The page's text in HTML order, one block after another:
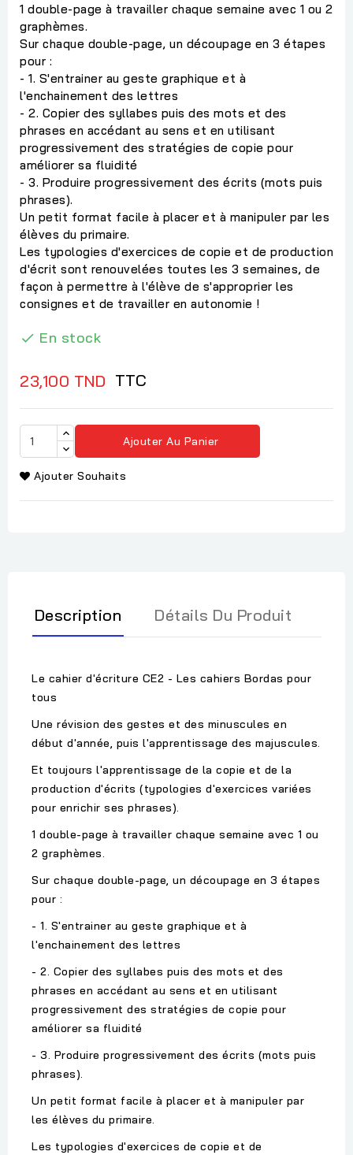
1 double-page à travailler chaque semaine avec 1 ou 2
graphèmes.
Sur chaque double-page, un découpage en 3 étapes
pour :
- 1. S'entrainer au geste graphique et à
l'enchainement des lettres
- 2. Copier des syllabes puis des mots et des
phrases en accédant au sens et en utilisant
progressivement des stratégies de copie pour
améliorer sa fluidité
- 3. Produire progressivement des écrits (mots puis
phrases).
Un petit format facile à placer et à manipuler par les
élèves du primaire.
Les typologies d'exercices de copie et de production
d'écrit sont renouvelées toutes les 3 semaines, de
façon à permettre à l'élève de s'approprier les
consignes et de travailler en autonomie !
 En stock
23,100 TND TTC
Ajouter Au Panier
Ajouter Souhaits
Description Détails Du Produit
Le cahier d'écriture CE2 - Les cahiers Bordas pour
tous
Une révision des gestes et des minuscules en
début d'année, puis l'apprentissage des majuscules.
Et toujours l'apprentissage de la copie et de la
production d'écrits (typologies d'exercices variées
pour enrichir ses phrases).
1 double-page à travailler chaque semaine avec 1 ou
2 graphèmes.
Sur chaque double-page, un découpage en 3 étapes
pour :
- 1. S'entrainer au geste graphique et à
l'enchainement des lettres
- 2. Copier des syllabes puis des mots et des
phrases en accédant au sens et en utilisant
progressivement des stratégies de copie pour
améliorer sa fluidité
- 3. Produire progressivement des écrits (mots puis
phrases).
Un petit format facile à placer et à manipuler par
les élèves du primaire.
Les typologies d'exercices de copie et de